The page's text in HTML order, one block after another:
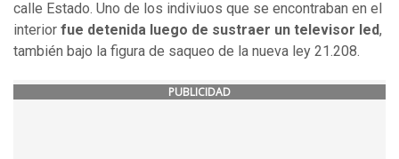
calle Estado. Uno de los indiviuos que se encontraban en el
interior fue detenida luego de sustraer un televisor led,
también bajo la figura de saqueo de la nueva ley 21.208.
PUBLICIDAD